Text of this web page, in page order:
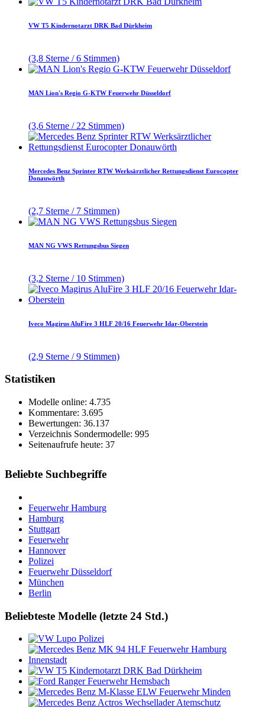
VW T5 Kindernotarzt DRK Bad Dürkheim
(3,8 Sterne / 6 Stimmen)
MAN Lion's Regio G-KTW Feuerwehr Düsseldorf
(3,6 Sterne / 22 Stimmen)
Mercedes Benz Sprinter RTW Werksärztlicher Rettungsdienst Eurocopter
Donauwörth
(2,7 Sterne / 7 Stimmen)
MAN NG VWS Rettungsbus Siegen
(3,2 Sterne / 10 Stimmen)
Iveco Magirus AluFire 3 HLF 20/16 Feuerwehr Idar-Oberstein
(2,9 Sterne / 9 Stimmen)
Statistiken
Modelle online: 4.735
Kommentare: 3.695
Bewertungen: 36.137
Verzeichnis Sondermodelle: 995
Seitenaufrufe heute: 37
Beliebte Suchbegriffe
Feuerwehr Hamburg
Hamburg
Stuttgart
Feuerwehr
Hannover
Polizei
Feuerwehr Düsseldorf
München
Berlin
Beliebteste Modelle (letzte 24 Std.)